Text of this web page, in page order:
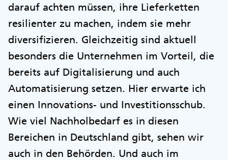
darauf achten müssen, ihre Lieferketten
resilienter zu machen, indem sie mehr
diversifizieren. Gleichzeitig sind aktuell
besonders die Unternehmen im Vorteil, die
bereits auf Digitalisierung und auch
Automatisierung setzen. Hier erwarte ich
einen Innovations- und Investitionsschub.
Wie viel Nachholbedarf es in diesen
Bereichen in Deutschland gibt, sehen wir
auch in den Behörden. Und auch im